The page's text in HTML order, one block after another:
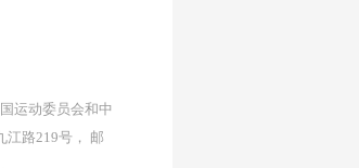
运动委员会和中
江路219号， 邮